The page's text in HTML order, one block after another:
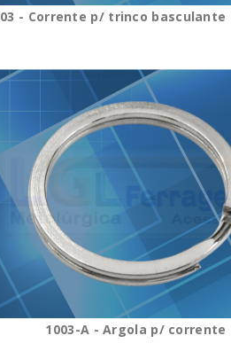
1003-A - Argola p/ corrente